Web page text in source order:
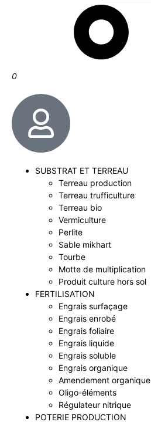
0
SUBSTRAT ET TERREAU
Terreau production
Terreau trufficulture
Terreau bio
Vermiculture
Perlite
Sable mikhart
Tourbe
Motte de multiplication
Produit culture hors sol
FERTILISATION
Engrais surfaçage
Engrais enrobé
Engrais foliaire
Engrais liquide
Engrais soluble
Engrais organique
Amendement organique
Oligo-éléments
Régulateur nitrique
POTERIE PRODUCTION